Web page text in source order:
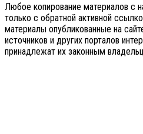
Любое копирование материалов с
только с обратной активной
материалы опубликованные на
источников и других порталов
принадлежат их законным